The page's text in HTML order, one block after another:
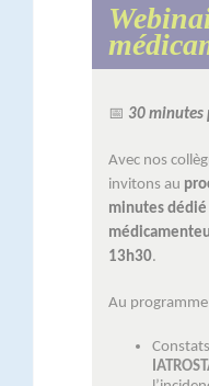
📅 30 minutes
Avec nos
invitons au
minutes
13h30.
Au programme